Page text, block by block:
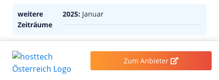
weitere
Zeiträume
2025: Januar
Zum Anbieter